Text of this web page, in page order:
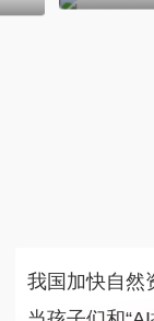
我国加快自然